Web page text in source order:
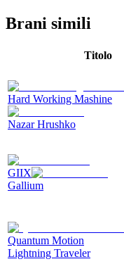
Brani simili
Titolo
Hard Working Mashine
Nazar Hrushko
GIIX
Gallium
Quantum Motion
Lightning Traveler